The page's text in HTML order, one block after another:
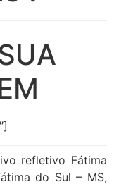
refletivo Fátima
do Sul – MS,